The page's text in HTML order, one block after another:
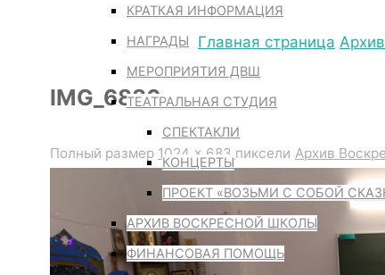
КРАТКАЯ ИНФОРМАЦИЯ
НАГРАДЫ
МЕРОПРИЯТИЯ ДВШ
ТЕАТРАЛЬНАЯ СТУДИЯ
СПЕКТАКЛИ
КОНЦЕРТЫ
ПРОЕКТ «ВОЗЬМИ С СОБОЙ
АРХИВ ВОСКРЕСНОЙ ШКОЛЫ
ФИНАНСОВАЯ ПОМОЩЬ
Главная страница
IMG_6886
Полный размер 1024 × 683пиксели Архив